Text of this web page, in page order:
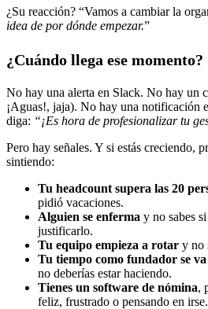
¿Su reacción? “Vamos a cambiar la
idea de por dónde empezar.”
¿Cuándo llega ese momento?
No hay una alerta en Slack. No hay un
¡Aguas!, jaja). No hay una notificación
diga: “¡Es hora de profesionalizar tu
Pero hay señales. Y si estás creciendo,
sintiendo:
Tu headcount supera las 20
pidió vacaciones.
Alguien se enferma y no sabes
justificarlo.
Tu equipo empieza a rotar y no
Tu tiempo como fundador se
no deberías estar haciendo.
Tienes un software de nómina,
feliz, frustrado o pensando en irse.